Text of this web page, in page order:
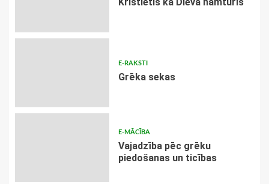
E-RAKSTI
Grēka sekas
E-MĀCĪBA
Vajadzība pēc grēku
piedošanas un ticības